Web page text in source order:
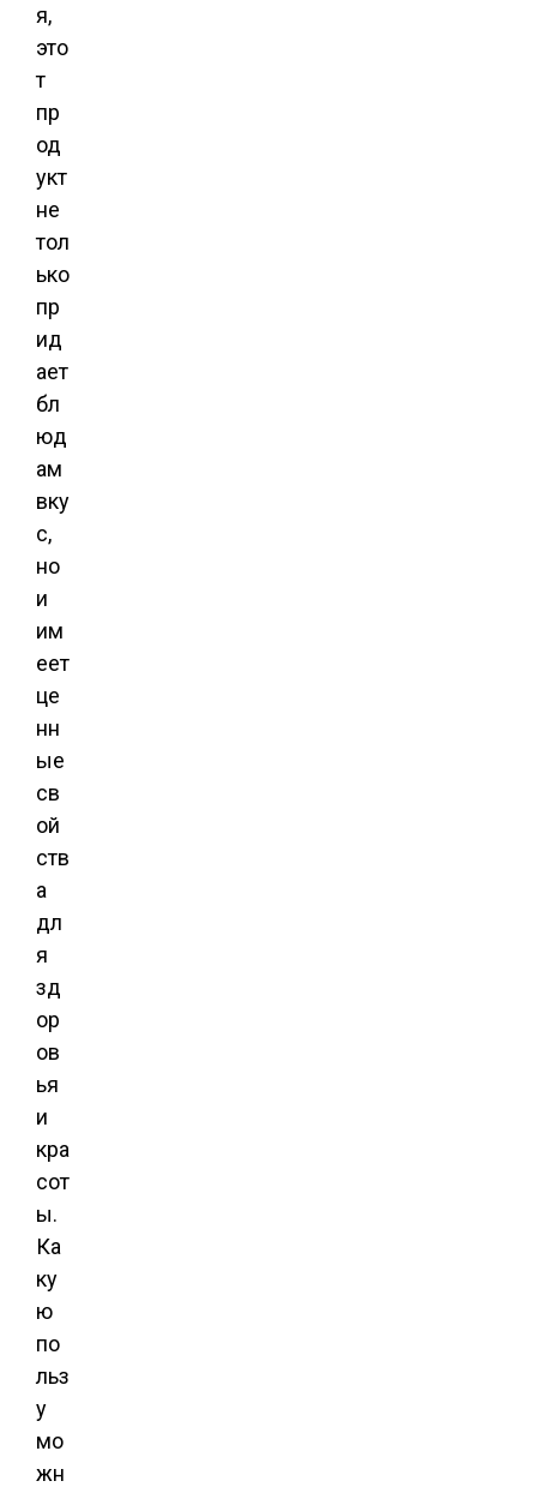
я,
это
т
пр
од
укт
не
тол
ько
пр
ид
ает
бл
юд
ам
вку
с,
но
и
им
еет
це
нн
ые
св
ой
ств
а
дл
я
зд
ор
ов
ья
и
кра
сот
ы.
Ка
ку
ю
по
льз
у
мо
жн